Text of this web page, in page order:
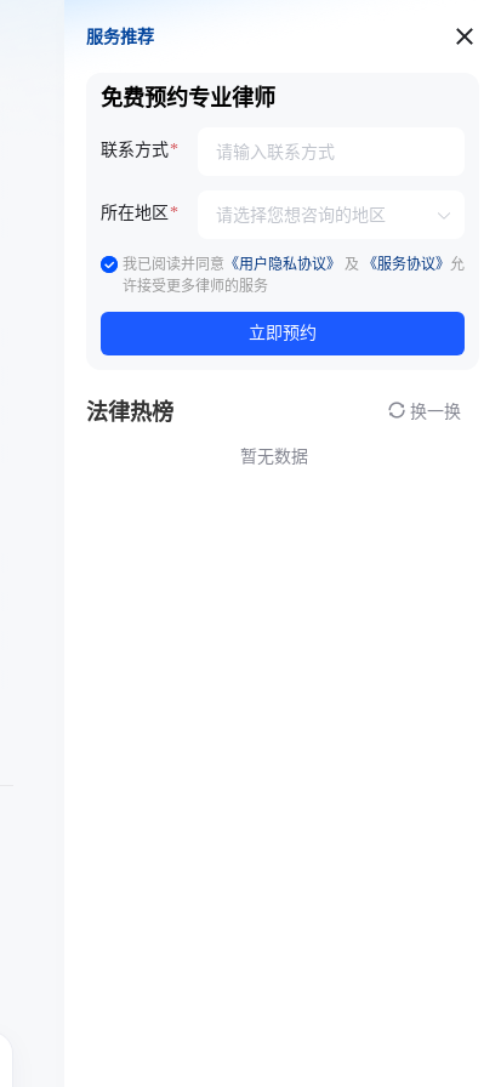
服务推荐
服务推荐
免费预约专业律师
联系方式
所在地区
我已阅读并同意 《用户隐私协议》 及 《服务协议》 允
许接受更多律师的服务
立即预约
法律热榜 换一换
暂无数据